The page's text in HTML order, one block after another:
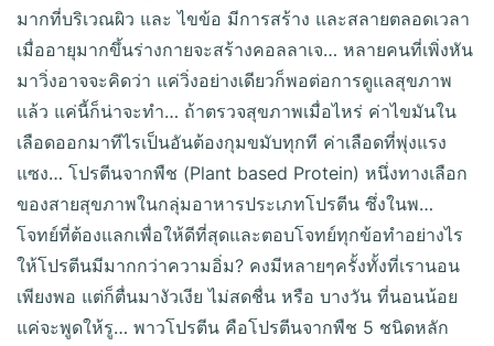
มากที่บริเวณผิว และ ไขข้อ มีการสร้าง และสลายตลอดเวลา
เมื่ออายุมากขึ้นร่างกายจะสร้างคอลลาเจ… หลายคนที่เพิ่งหัน
มาวิ่งอาจจะคิดว่า แค่วิ่งอย่างเดียวก็พอต่อการดูแลสุขภาพ
แล้ว แค่นี้ก็น่าจะทำ… ถ้าตรวจสุขภาพเมื่อไหร่ ค่าไขมันใน
เลือดออกมาทีไรเป็นอันต้องกุมขมับทุกที ค่าเลือดที่พุ่งแรง
แซง… โปรตีนจากพืช (Plant based Protein) หนึ่งทางเลือก
ของสายสุขภาพในกลุ่มอาหารประเภทโปรตีน ซึ่งในพ…
โจทย์ที่ต้องแลกเพื่อให้ดีที่สุดและตอบโจทย์ทุกข้อทำอย่างไร
ให้โปรตีนมีมากกว่าความอิ่ม? คงมีหลายๆครั้งทั้งที่เรานอน
เพียงพอ แต่ก็ตื่นมางัวเงีย ไม่สดชื่น หรือ บางวัน ที่นอนน้อย
แค่จะพูดให้รู… พาวโปรตีน คือโปรตีนจากพืช 5 ชนิดหลัก